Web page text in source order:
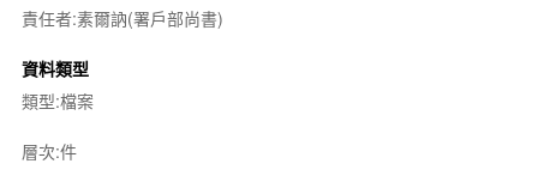
責任者:素爾訥(署戶部尚書)
資料類型
類型:檔案
層次:件